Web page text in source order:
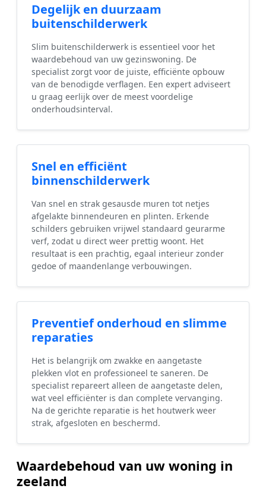
Degelijk en duurzaam
buitenschilderwerk
Slim buitenschilderwerk is essentieel voor het
waardebehoud van uw gezinswoning. De
specialist zorgt voor de juiste, efficiënte opbouw
van de benodigde verflagen. Een expert adviseert
u graag eerlijk over de meest voordelige
onderhoudsinterval.
Snel en efficiënt
binnenschilderwerk
Van snel en strak gesausde muren tot netjes
afgelakte binnendeuren en plinten. Erkende
schilders gebruiken vrijwel standaard geurarme
verf, zodat u direct weer prettig woont. Het
resultaat is een prachtig, egaal interieur zonder
gedoe of maandenlange verbouwingen.
Preventief onderhoud en slimme
reparaties
Het is belangrijk om zwakke en aangetaste
plekken vlot en professioneel te saneren. De
specialist repareert alleen de aangetaste delen,
wat veel efficiënter is dan complete vervanging.
Na de gerichte reparatie is het houtwerk weer
strak, afgesloten en beschermd.
Waardebehoud van uw woning in
zeeland